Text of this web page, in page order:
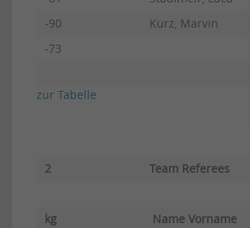
-90
Kurz, Marvin
-73
zur Tabelle
2 Team Referees
kg Name Vorname